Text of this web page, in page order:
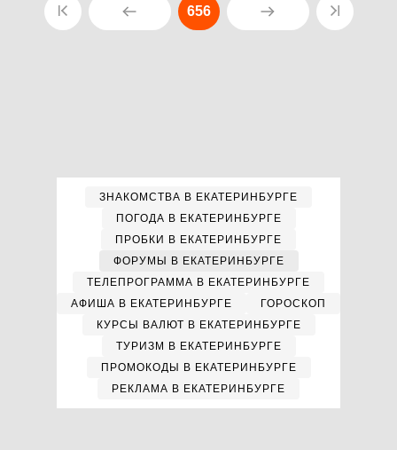
656
ЗНАКОМСТВА В ЕКАТЕРИНБУРГЕ
ПОГОДА В ЕКАТЕРИНБУРГЕ
ПРОБКИ В ЕКАТЕРИНБУРГЕ
ФОРУМЫ В ЕКАТЕРИНБУРГЕ
ТЕЛЕПРОГРАММА В ЕКАТЕРИНБУРГЕ
АФИША В ЕКАТЕРИНБУРГЕ
ГОРОСКОП
КУРСЫ ВАЛЮТ В ЕКАТЕРИНБУРГЕ
ТУРИЗМ В ЕКАТЕРИНБУРГЕ
ПРОМОКОДЫ В ЕКАТЕРИНБУРГЕ
РЕКЛАМА В ЕКАТЕРИНБУРГЕ